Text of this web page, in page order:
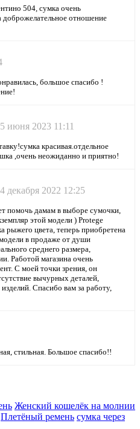
504, сумка очень
доброжелательное отношение
большое спасибо !
июня 2023 11:11
красивая.отдельное
,очень неожиданно и приятно!
4 декабря 2022 12:25
помочь дамам в выборе сумочки,
этой модели ) Protege
рыжего цвета, теперь приобретена
в продаже от души
среднего размера,
Работой магазина очень
С моей точки зрения, он
вычурных деталей,
Спасибо вам за работу,
стильная. Большое спасибо!!
Женский кошелёк на молнии
Плетёный ремень сумка через